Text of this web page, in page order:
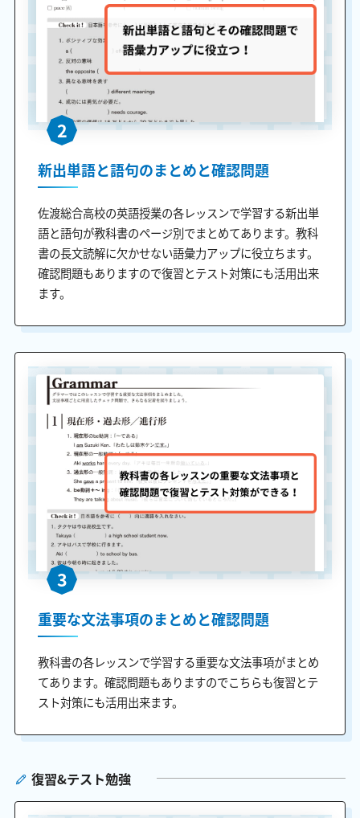
2
新出単語と語句のまとめと確認問題
佐渡総合高校の英語授業の各レッスンで学習する新出単
語と語句が教科書のページ別でまとめてあります。教科
書の長文読解に欠かせない語彙力アップに役立ちます。
確認問題もありますので復習とテスト対策にも活用出来
ます。
3
重要な文法事項のまとめと確認問題
教科書の各レッスンで学習する重要な文法事項がまとめ
てあります。確認問題もありますのでこちらも復習とテ
スト対策にも活用出来ます。
復習&テスト勉強